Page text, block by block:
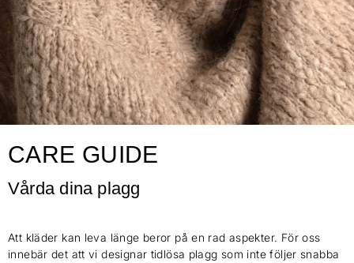
CARE GUIDE
Vårda dina plagg
Att kläder kan leva länge beror på en rad aspekter. För oss
innebär det att vi designar tidlösa plagg som inte följer snabba